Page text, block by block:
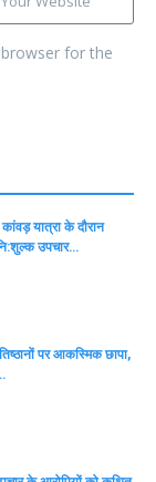
for the
यात्रा के दौरान
उपचार…
पर आकस्मिक छापा,